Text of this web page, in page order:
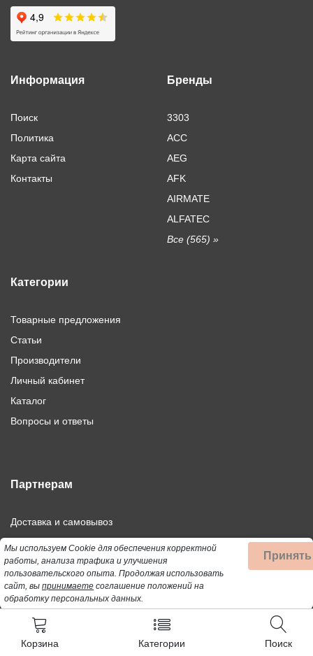
Корзина Категории Поиск
Информация
Поиск
Политика
Карта сайта
Контакты
Бренды
3303
ACC
AEG
AFK
AIRMATE
ALFATEC
Все (565) »
Категории
Товарные предложения
Статьи
Производители
Личный кабинет
Каталог
Вопросы и ответы
Партнерам
Доставка и самовывоз
Франшиза
Оптовым покупателям
Мы используем Cookie для обеспечения корректной
работы, анализа трафика и улучшения
пользовательского опыта. Продолжая использовать
сайт, вы принимаете соглашение положений на
обработку персональных данных.
Принять